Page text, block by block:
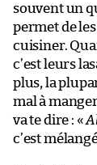
souvent un
permet de
cuisiner.
c’est leurs
plus, la
mal à
va te dire : «
c’est